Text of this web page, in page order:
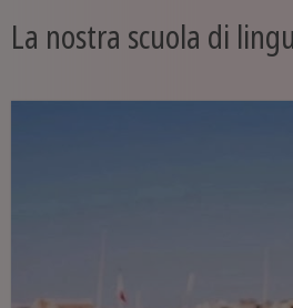
La nostra scuola di